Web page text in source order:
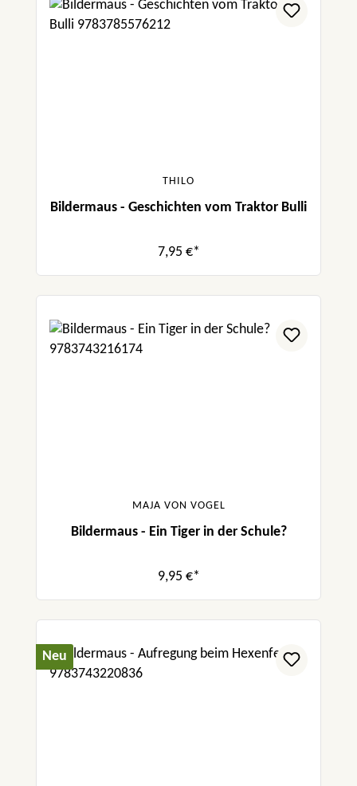
THILO
Bildermaus - Geschichten vom Traktor Bulli
7,95 €*
MAJA VON VOGEL
Bildermaus - Ein Tiger in der Schule?
9,95 €*
Neu